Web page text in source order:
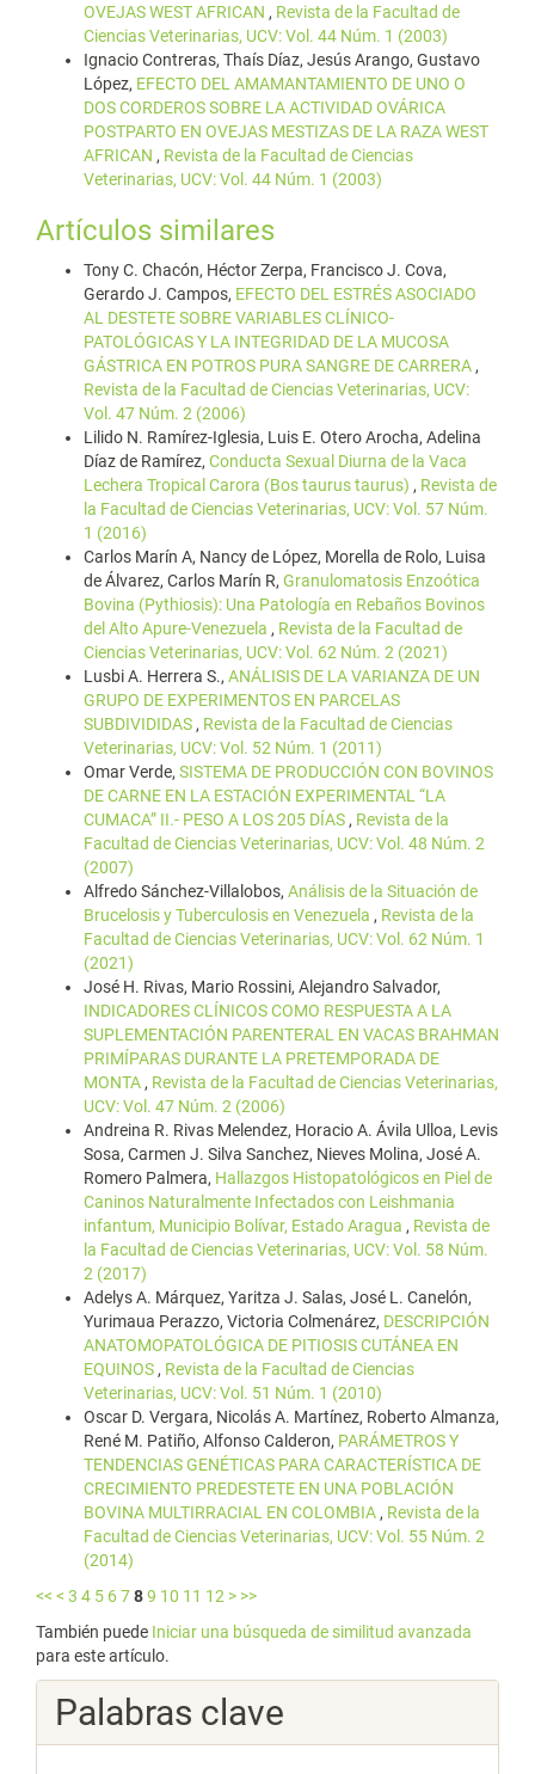
OVEJAS WEST AFRICAN , Revista de la Facultad de
Ciencias Veterinarias, UCV: Vol. 44 Núm. 1 (2003)
Ignacio Contreras, Thaís Díaz, Jesús Arango, Gustavo
López, EFECTO DEL AMAMANTAMIENTO DE UNO O
DOS CORDEROS SOBRE LA ACTIVIDAD OVÁRICA
POSTPARTO EN OVEJAS MESTIZAS DE LA RAZA WEST
AFRICAN , Revista de la Facultad de Ciencias
Veterinarias, UCV: Vol. 44 Núm. 1 (2003)
Artículos similares
Tony C. Chacón, Héctor Zerpa, Francisco J. Cova,
Gerardo J. Campos, EFECTO DEL ESTRÉS ASOCIADO
AL DESTETE SOBRE VARIABLES CLÍNICO-
PATOLÓGICAS Y LA INTEGRIDAD DE LA MUCOSA
GÁSTRICA EN POTROS PURA SANGRE DE CARRERA ,
Revista de la Facultad de Ciencias Veterinarias, UCV:
Vol. 47 Núm. 2 (2006)
Lilido N. Ramírez-Iglesia, Luis E. Otero Arocha, Adelina
Díaz de Ramírez, Conducta Sexual Diurna de la Vaca
Lechera Tropical Carora (Bos taurus taurus) , Revista de
la Facultad de Ciencias Veterinarias, UCV: Vol. 57 Núm.
1 (2016)
Carlos Marín A, Nancy de López, Morella de Rolo, Luisa
de Álvarez, Carlos Marín R, Granulomatosis Enzoótica
Bovina (Pythiosis): Una Patología en Rebaños Bovinos
del Alto Apure-Venezuela , Revista de la Facultad de
Ciencias Veterinarias, UCV: Vol. 62 Núm. 2 (2021)
Lusbi A. Herrera S., ANÁLISIS DE LA VARIANZA DE UN
GRUPO DE EXPERIMENTOS EN PARCELAS
SUBDIVIDIDAS , Revista de la Facultad de Ciencias
Veterinarias, UCV: Vol. 52 Núm. 1 (2011)
Omar Verde, SISTEMA DE PRODUCCIÓN CON BOVINOS
DE CARNE EN LA ESTACIÓN EXPERIMENTAL “LA
CUMACA” II.- PESO A LOS 205 DÍAS , Revista de la
Facultad de Ciencias Veterinarias, UCV: Vol. 48 Núm. 2
(2007)
Alfredo Sánchez-Villalobos, Análisis de la Situación de
Brucelosis y Tuberculosis en Venezuela , Revista de la
Facultad de Ciencias Veterinarias, UCV: Vol. 62 Núm. 1
(2021)
José H. Rivas, Mario Rossini, Alejandro Salvador,
INDICADORES CLÍNICOS COMO RESPUESTA A LA
SUPLEMENTACIÓN PARENTERAL EN VACAS BRAHMAN
PRIMÍPARAS DURANTE LA PRETEMPORADA DE
MONTA , Revista de la Facultad de Ciencias Veterinarias,
UCV: Vol. 47 Núm. 2 (2006)
Andreina R. Rivas Melendez, Horacio A. Ávila Ulloa, Levis
Sosa, Carmen J. Silva Sanchez, Nieves Molina, José A.
Romero Palmera, Hallazgos Histopatológicos en Piel de
Caninos Naturalmente Infectados con Leishmania
infantum, Municipio Bolívar, Estado Aragua , Revista de
la Facultad de Ciencias Veterinarias, UCV: Vol. 58 Núm.
2 (2017)
Adelys A. Márquez, Yaritza J. Salas, José L. Canelón,
Yurimaua Perazzo, Victoria Colmenárez, DESCRIPCIÓN
ANATOMOPATOLÓGICA DE PITIOSIS CUTÁNEA EN
EQUINOS , Revista de la Facultad de Ciencias
Veterinarias, UCV: Vol. 51 Núm. 1 (2010)
Oscar D. Vergara, Nicolás A. Martínez, Roberto Almanza,
René M. Patiño, Alfonso Calderon, PARÁMETROS Y
TENDENCIAS GENÉTICAS PARA CARACTERÍSTICA DE
CRECIMIENTO PREDESTETE EN UNA POBLACIÓN
BOVINA MULTIRRACIAL EN COLOMBIA , Revista de la
Facultad de Ciencias Veterinarias, UCV: Vol. 55 Núm. 2
(2014)
<< < 3 4 5 6789 10 11 12 > >>
También puede Iniciar una búsqueda de similitud avanzada
para este artículo.
Palabras clave